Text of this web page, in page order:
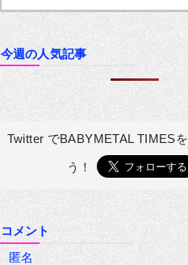
今週の人気記事
Twitter でBABYMETAL TIMESを
う！
コメント
匿名